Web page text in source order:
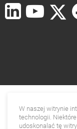
W naszej witrynie
technologii.
udoskonalać tę